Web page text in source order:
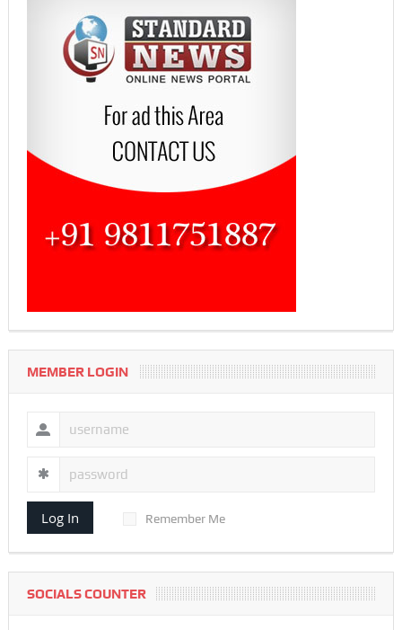
MEMBER LOGIN
Log In Remember Me
SOCIALS COUNTER